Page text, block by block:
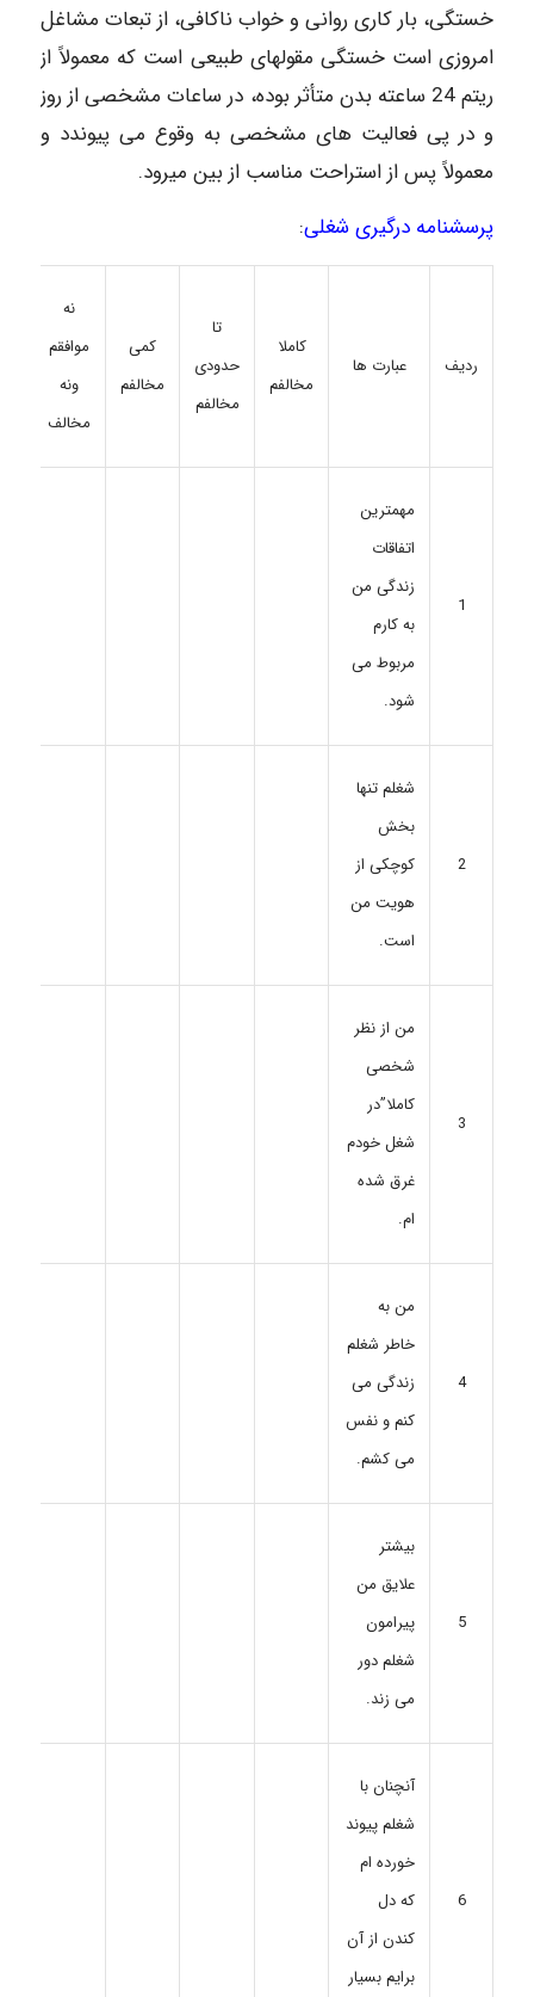
خستگی، بار کاری روانی و خواب ناکافی، از تبعات مشاغل
امروزی است خستگی مقولهای طبیعی است که معمولاً از
ریتم 24 ساعته بدن متأثر بوده، در ساعات مشخصی از روز
و در پی فعالیت های مشخصی به وقوع می پیوندد و
معمولاً پس از استراحت مناسب از بین میرود.
پرسشنامه درگیری شغلی:
ردیف عبارت ها
کاملا
مخالفم
تا
حدودی
مخالفم
کمی
مخالفم
نه
موافقم
ونه
مخالف
1
مهمترین
اتفاقات
زندگی من
به کارم
مربوط می
شود.
2
شغلم تنها
بخش
کوچکی از
هویت من
است.
3
من از نظر
شخصی
کاملا”در
شغل خودم
غرق شده
ام.
4
من به
خاطر شغلم
زندگی می
کنم و نفس
می کشم.
5
بیشتر
علایق من
پیرامون
شغلم دور
می زند.
6
آنچنان با
شغلم پیوند
خورده ام
که دل
کندن از آن
برایم بسیار